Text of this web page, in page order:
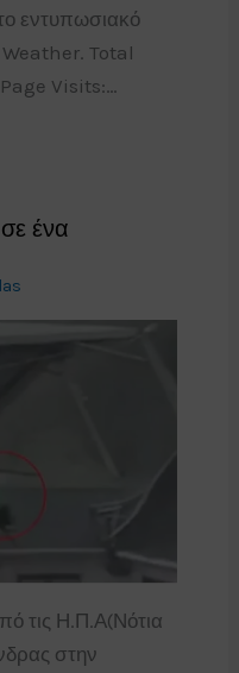
εντυπωσιακό
Weather. Total
Visits:…
ένα
τις Η.Π.Α(Νότια
στην